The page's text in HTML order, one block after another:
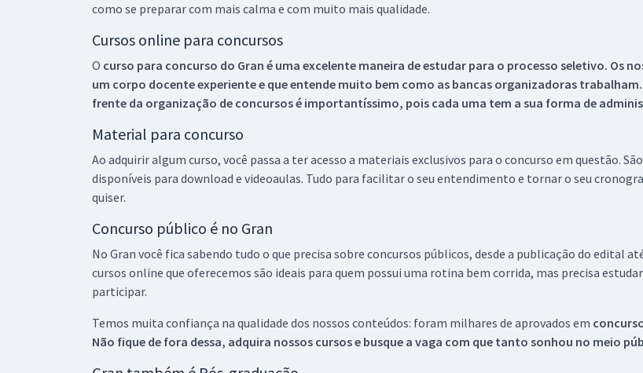
como se preparar com mais calma e com muito mais qualidade.
Cursos online para concursos
O curso para concurso do Gran é uma excelente maneira de estudar para o processo seletivo. Os
um corpo docente experiente e que entende muito bem como as bancas organizadoras
frente da organização de concursos é importantíssimo, pois cada uma tem a sua forma de
Material para concurso
Ao adquirir algum curso, você passa a ter acesso a materiais exclusivos para o concurso em questão.
disponíveis para download e videoaulas. Tudo para facilitar o seu entendimento e tornar o seu
quiser.
Concurso público é no Gran
No Gran você fica sabendo tudo o que precisa sobre concursos públicos, desde a publicação do edital
cursos online que oferecemos são ideais para quem possui uma rotina bem corrida, mas precisa
participar.
Temos muita confiança na qualidade dos nossos conteúdos: foram milhares de aprovados em
Não fique de fora dessa, adquira nossos cursos e busque a vaga com que tanto sonhou no meio